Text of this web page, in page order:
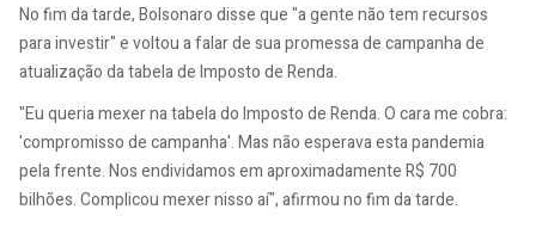
No fim da tarde, Bolsonaro disse que "a gente não tem recursos
para investir" e voltou a falar de sua promessa de campanha de
atualização da tabela de Imposto de Renda.
"Eu queria mexer na tabela do Imposto de Renda. O cara me cobra:
'compromisso de campanha'. Mas não esperava esta pandemia
pela frente. Nos endividamos em aproximadamente R$ 700
bilhões. Complicou mexer nisso aí", afirmou no fim da tarde.